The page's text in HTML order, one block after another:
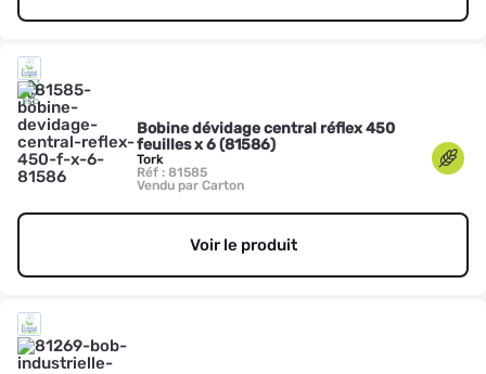
Bobine dévidage central réflex 450
feuilles x 6 (81586)
Tork
Réf : 81585
Vendu par Carton
Voir le produit